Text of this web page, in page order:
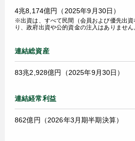
4兆8,174億円（2025年9月30日）
※出資は、すべて民間（会員および優先出
り、政府出資や公的資金の注入はありません
連結総資産
83兆2,928億円（2025年9月30日）
連結経常利益
862億円（2026年3月期半期決算）